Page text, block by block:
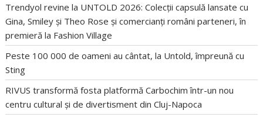
Trendyol revine la UNTOLD 2026: Colecții capsulă lansate cu
Gina, Smiley și Theo Rose și comercianți români parteneri, în
premieră la Fashion Village
Peste 100 000 de oameni au cântat, la Untold, împreună cu
Sting
RIVUS transformă fosta platformă Carbochim într-un nou
centru cultural și de divertisment din Cluj-Napoca